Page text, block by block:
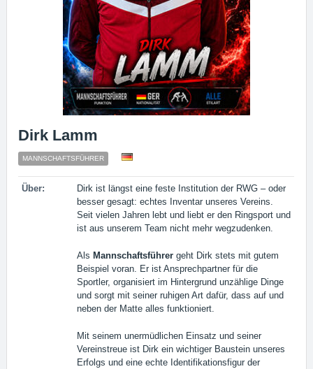
Dirk Lamm
MANNSCHAFTSFÜHRER
Über:
Dirk ist längst eine feste Institution der RWG – oder
besser gesagt: echtes Inventar unseres Vereins.
Seit vielen Jahren lebt und liebt er den Ringsport und
ist aus unserem Team nicht mehr wegzudenken.
Als Mannschaftsführer geht Dirk stets mit gutem
Beispiel voran. Er ist Ansprechpartner für die
Sportler, organisiert im Hintergrund unzählige Dinge
und sorgt mit seiner ruhigen Art dafür, dass auf und
neben der Matte alles funktioniert.
Mit seinem unermüdlichen Einsatz und seiner
Vereinstreue ist Dirk ein wichtiger Baustein unseres
Erfolgs und eine echte Identifikationsfigur der